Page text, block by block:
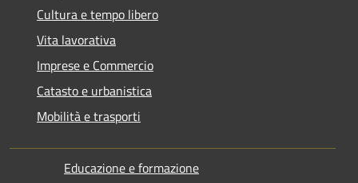
Cultura e tempo libero
Vita lavorativa
Imprese e Commercio
Catasto e urbanistica
Mobilità e trasporti
Educazione e formazione